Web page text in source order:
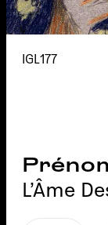
IGL177
L'Âme